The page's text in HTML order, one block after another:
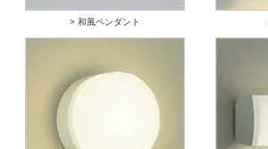
> 和風ペンダント